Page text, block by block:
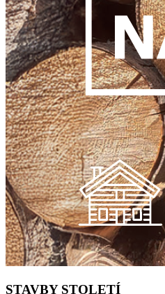
STAVBY STOLETÍ